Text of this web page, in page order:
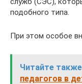
подобного типа.
При этом особое
Читайте
педагогов в